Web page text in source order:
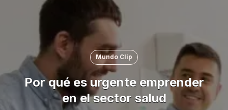
Mundo Clip
Por qué es urgente emprender
en el sector salud